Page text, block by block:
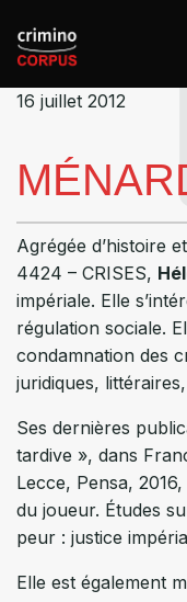
16 juillet 2012
Agrégée d’histoire
4424 – CRISES,
impériale. Elle
régulation sociale.
condamnation des
juridiques,
Ses dernières
tardive », dans
Lecce, Pensa,
du joueur. Études
peur : justice
Elle est également
Panneau de gestion